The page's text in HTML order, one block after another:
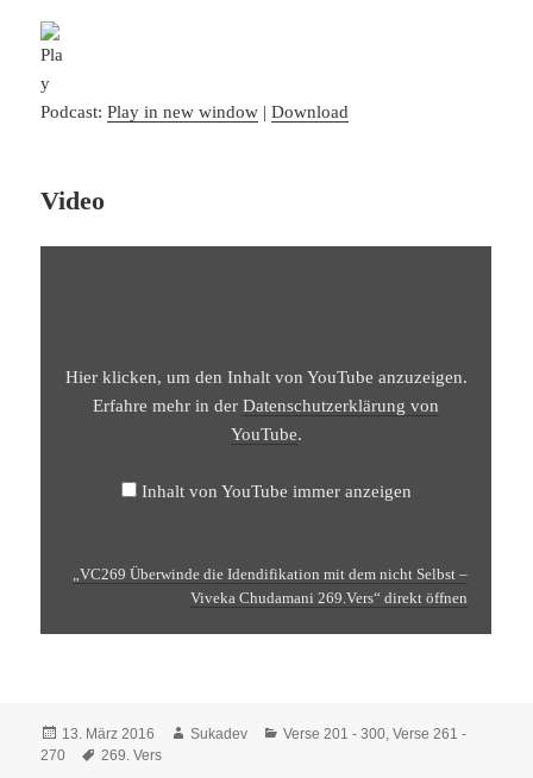
Podcast:Play in new window |Download
Video
SELBST
VIVEKA
Hier klicken, um den Inhalt von YouTube anzuzeigen.
Erfahre mehr in derDatenschutzerklärung von
YouTube.
Inhalt von YouTube immer anzeigen
„VC269 Überwinde die Idendifikation mit dem nicht Selbst –
Viveka Chudamani 269.Vers“ direkt öffnen
Veröffentlicht
am
13. März 2016 Autor
Sukadev Kategorien
Verse 201 - 300,Verse 261 -
270
Schlagwörter
269. Vers